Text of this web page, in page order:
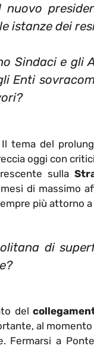
nuovo
istanze dei
Sindaci e gli
Enti
Il tema del
oggi con
sulla
di massimo
più attorno
di
del
al
Fermarsi a